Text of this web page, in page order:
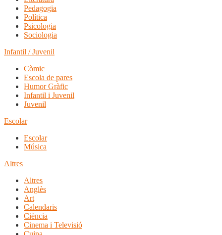
Pedagogia
Política
Psicologia
Sociologia
Infantil / Juvenil
Còmic
Escola de pares
Humor Gràfic
Infantil i Juvenil
Juvenil
Escolar
Escolar
Música
Altres
Altres
Anglès
Art
Calendaris
Ciència
Cinema i Televisió